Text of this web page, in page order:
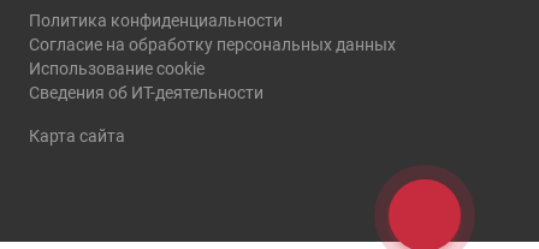
Политика конфиденциальности
Согласие на обработку персональных данных
Использование cookie
Сведения об ИТ-деятельности
Карта сайта